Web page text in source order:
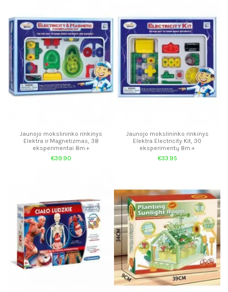
Jaunojo mokslininko rinkinys
Elektra ir Magnetizmas, 38
eksperimentai 8m.+
€39.90
Jaunojo mokslininko rinkinys
Elektra Electricity Kit, 30
eksperimentų 8m.+
€33.95